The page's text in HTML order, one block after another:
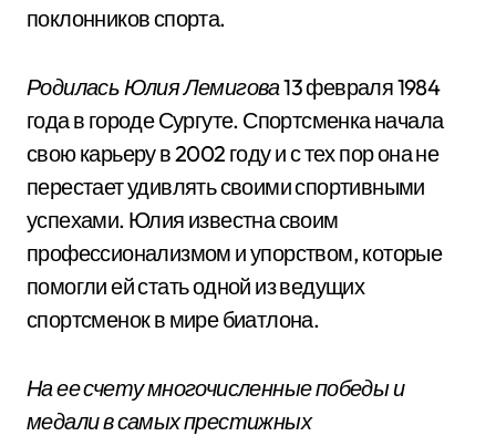
поклонников спорта.
Родилась Юлия Лемигова13 февраля 1984
года в городе Сургуте. Спортсменка начала
свою карьеру в 2002 году и с тех пор она не
перестает удивлять своими спортивными
успехами. Юлия известна своим
профессионализмом и упорством, которые
помогли ей стать одной из ведущих
спортсменок в мире биатлона.
На ее счету многочисленные победы и
медали в самых престижных